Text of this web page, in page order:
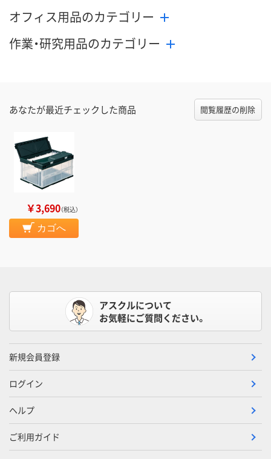
オフィス用品のカテゴリー
作業・研究用品のカテゴリー
あなたが最近チェックした商品 閲覧履歴の削除
￥3,690（税込）
カゴへ
アスクルについて
お気軽にご質問ください。
新規会員登録
ログイン
ヘルプ
ご利用ガイド